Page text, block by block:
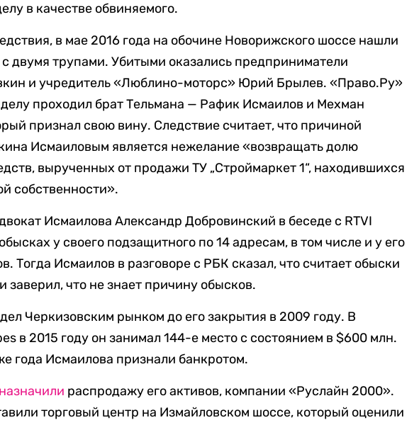
в качестве обвиняемого.
в мае 2016 года на обочине Новорижского шоссе нашли
двумя трупами. Убитыми оказались предприниматели
и учредитель «Люблино-моторс» Юрий Брылев. «Право.Ру»
проходил брат Тельмана — Рафик Исмаилов и Мехман
признал свою вину. Следствие считает, что причиной
Исмаиловым является нежелание «возвращать долю
вырученных от продажи ТУ „Строймаркет 1“, находившихся
собственности».
Исмаилова Александр Добровинский в беседе с RTVI
у своего подзащитного по 14 адресам, в том числе и у его
Тогда Исмаилов в разговоре с РБК сказал, что считает обыски
заверил, что не знает причину обысков.
Черкизовским рынком до его закрытия в 2009 году. В
в 2015 году он занимал 144-е место с состоянием в $600 млн.
года Исмаилова признали банкротом.
назначили распродажу его активов, компании «Руслайн 2000».
торговый центр на Измайловском шоссе, который оценили